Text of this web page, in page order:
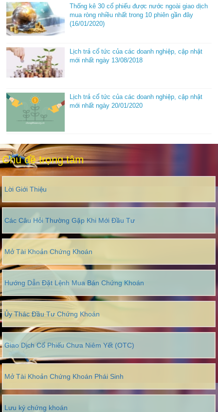
Thống kê 30 cổ phiếu được nước ngoài giao dịch
mua ròng nhiều nhất trong 10 phiên gần đây
(16/01/2020)
Lịch trả cổ tức của các doanh nghiệp, cập nhật
mới nhất ngày 13/08/2018
Lịch trả cổ tức của các doanh nghiệp, cập nhật
mới nhất ngày 20/01/2020
Chủ đề trọng tâm
Lời Giới Thiệu
Các Câu Hỏi Thường Gặp Khi Mới Đầu Tư
Mở Tài Khoản Chứng Khoán
Hướng Dẫn Đặt Lệnh Mua Bán Chứng Khoán
Ủy Thác Đầu Tư Chứng Khoán
Giao Dịch Cổ Phiếu Chưa Niêm Yết (OTC)
Mở Tài Khoản Chứng Khoán Phái Sinh
Lưu ký chứng khoán